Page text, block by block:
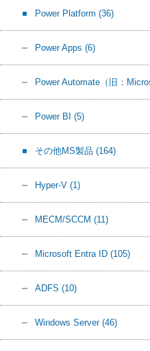
Power Platform (36)
Power Apps (6)
Power Automate（旧：
Power BI (5)
その他MS製品 (164)
Hyper-V (1)
MECM/SCCM (11)
Microsoft Entra ID (105)
ADFS (10)
Windows Server (46)